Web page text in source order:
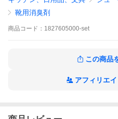
デオストップはニオイを吸収する
生・繁殖を徹底的に抑止し除菌・
グランズレメディ グランズ レメ
靴用消臭剤
商品 コード： 1827605000-set
この商品
アフィリエ